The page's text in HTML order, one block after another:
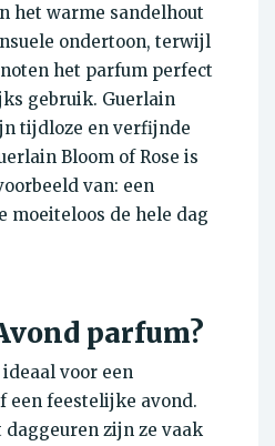
het warme sandelhout
ondertoon, terwijl
het parfum perfect
gebruik. Guerlain
tijdloze en verfijnde
Bloom of Rose is
van: een
moeiteloos de hele dag
parfum?
voor een
een feestelijke avond.
zijn ze vaak